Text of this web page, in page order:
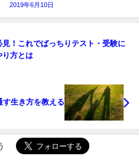
2019年6月10日
！これでばっちりテスト・受験に
り方とは
す生き方を教える